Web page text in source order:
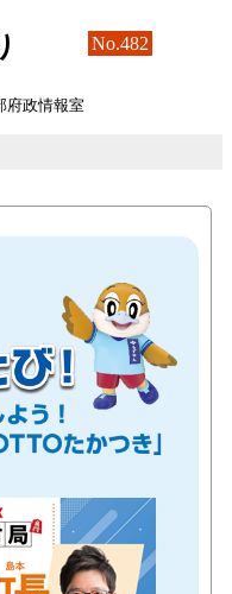
No.482
府政情報室